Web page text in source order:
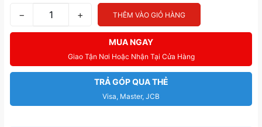
− + THÊM VÀO GIỎ HÀNG
MUA NGAY
Giao Tận Nơi Hoặc Nhận Tại Cửa Hàng
TRẢ GÓP QUA THẺ
Visa, Master, JCB